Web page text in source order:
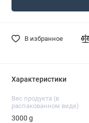
В избранное
Характеристики
Вес продукта (в
распакованном виде)
3000 g